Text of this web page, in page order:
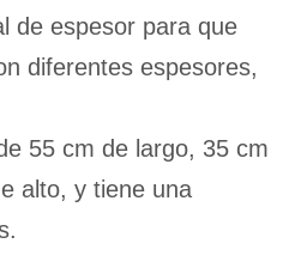
de espesor para que
diferentes espesores,
55 cm de largo, 35 cm
alto, y tiene una